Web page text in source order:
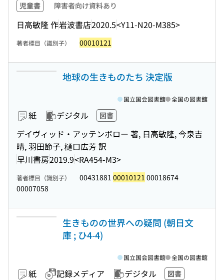
児童書
障害者向け資料あり
日高敏隆 作岩波書店2020.5<Y11-N20-M385>
著者標目（識別子） 00010121
地球の生きものたち 決定版
紙 デジタル 図書
デイヴィッド・アッテンボロー 著, 日高敏隆, 今泉吉
晴, 羽田節子, 樋口広芳 訳
早川書房2019.9<RA454-M3>
国立国会図書館 全国の図書館
著者標目（識別子） 00431881 00010121 00018674
00007058
生きものの世界への疑問 (朝日文
庫 ; ひ4-4)
紙 記録メディア デジタル
図書
国立国会図書館 全国の図書館